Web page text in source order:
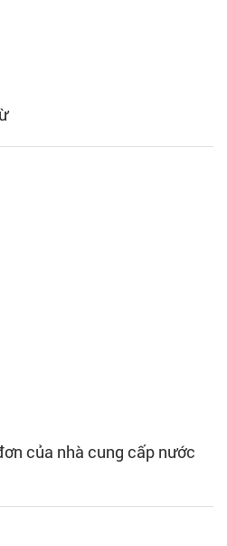
của nhà cung cấp nước